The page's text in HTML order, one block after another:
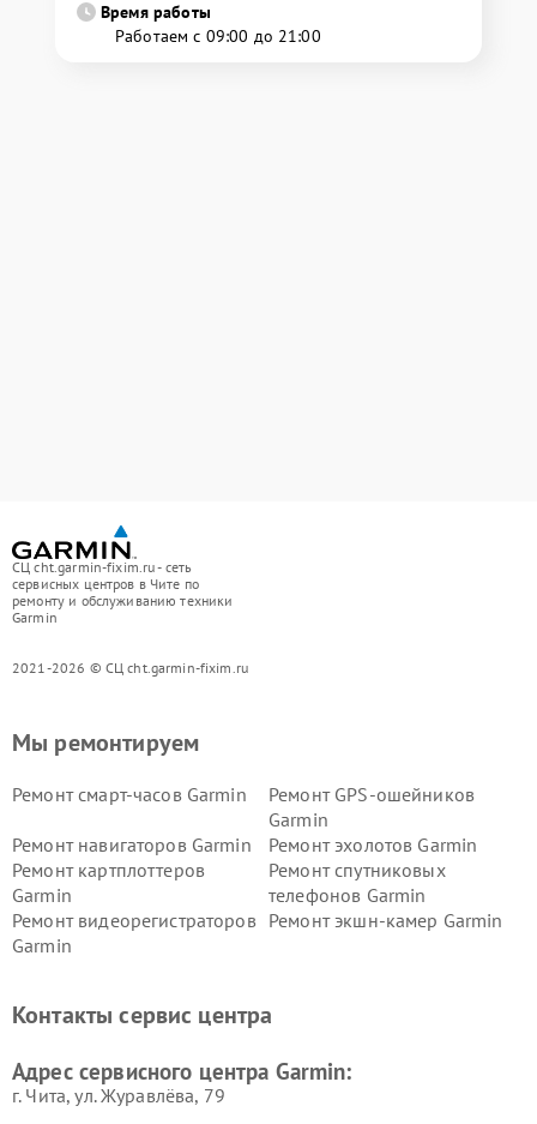
Время работы
Работаем с 09:00 до 21:00
СЦ cht.garmin-fixim.ru - сеть
сервисных центров в Чите по
ремонту и обслуживанию техники
Garmin
2021-2026 © СЦ cht.garmin-fixim.ru
Мы ремонтируем
Ремонт смарт-часов Garmin
Ремонт GPS-ошейников
Garmin
Ремонт навигаторов Garmin
Ремонт эхолотов Garmin
Ремонт картплоттеров
Garmin
Ремонт спутниковых
телефонов Garmin
Ремонт видеорегистраторов
Garmin
Ремонт экшн-камер Garmin
Контакты сервис центра
Адрес сервисного центра Garmin:
г. Чита, ул. Журавлёва, 79